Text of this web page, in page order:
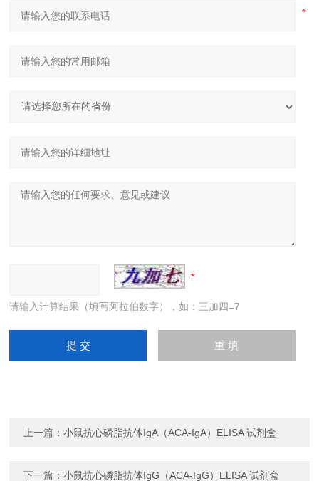
请输入计算结果（填写阿拉伯数字），如：三加四=7
上一篇：小鼠抗心磷脂抗体IgA（ACA-IgA）ELISA 试剂盒
下一篇：小鼠抗心磷脂抗体IgG（ACA-IgG）ELISA 试剂盒